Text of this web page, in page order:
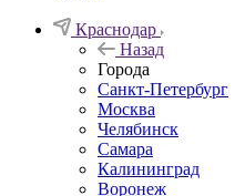
Краснодар
Назад
Города
Санкт-Петербург
Москва
Челябинск
Самара
Калининград
Воронеж